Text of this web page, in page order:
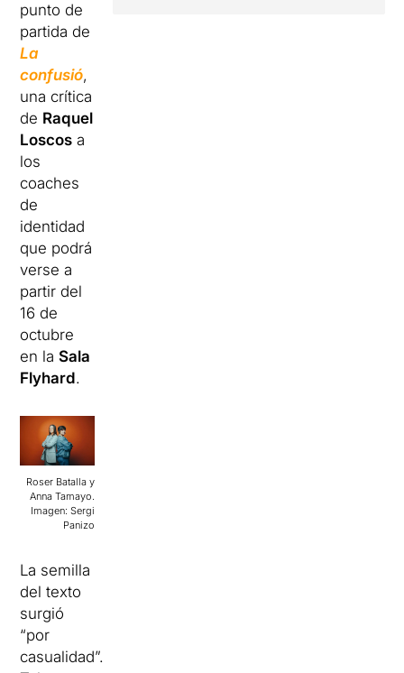
punto de
partida de
La
confusió,
una crítica
de Raquel
Loscos a
los
coaches
de
identidad
que podrá
verse a
partir del
16 de
octubre
en laSala
Flyhard.
Roser Batalla y
Anna Tamayo.
Imagen: Sergi
Panizo
La semilla
del texto
surgió
“por
casualidad”.